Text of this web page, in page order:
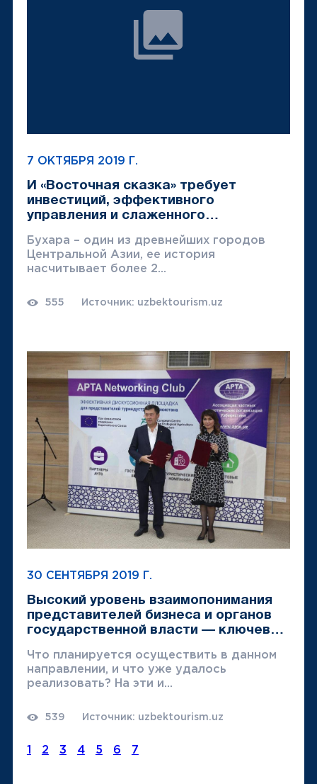
7 ОКТЯБРЯ 2019 Г.
И «Восточная сказка» требует
инвестиций, эффективного
управления и слаженного
бизнес-с...
Бухара – один из древнейших городов
Центральной Азии, ее история
насчитывает более 2...
555 Источник: uzbektourism.uz
30 СЕНТЯБРЯ 2019 Г.
Высокий уровень взаимопонимания
представителей бизнеса и органов
государственной власти — ключевой
Что планируется осуществить в данном
направлении, и что уже удалось
реализовать? На эти и...
539 Источник: uzbektourism.uz
1 2 3 4 5 6 7